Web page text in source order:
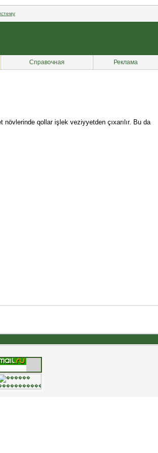
Справочная Реклама
qollar işlek veziyyetden çıxarılır. Bu da